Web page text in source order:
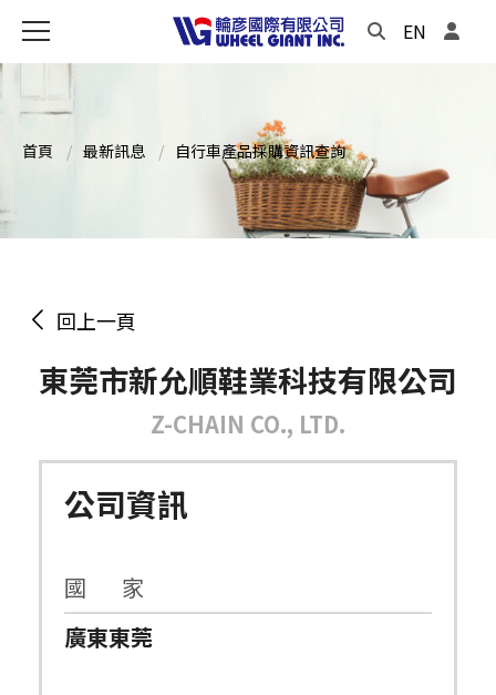
EN
首頁 最新訊息 自行車產品採購資訊查詢
回上一頁
東莞市新允順鞋業科技有限公司
Z-CHAIN CO., LTD.
公司資訊
國 家
廣東東莞